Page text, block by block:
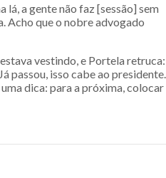
lá, a gente não faz [sessão] sem
Acho que o nobre advogado
vestindo, e Portela retruca:
passou, isso cabe ao presidente.
dica: para a próxima, colocar